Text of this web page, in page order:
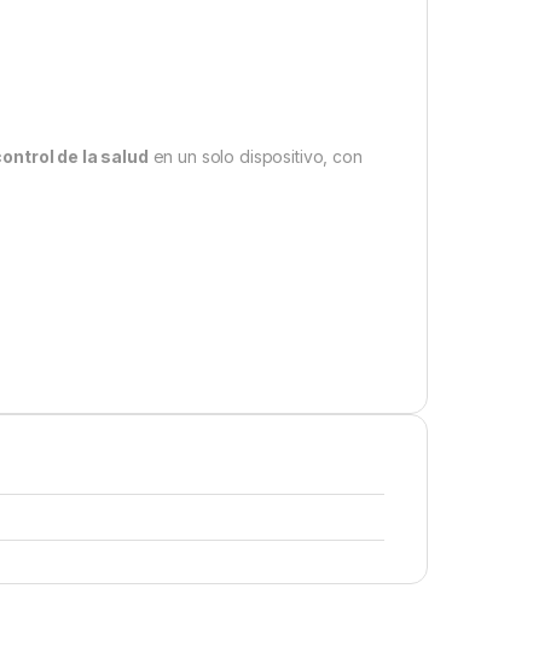
de la salud en un solo dispositivo, con